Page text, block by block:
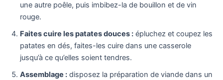
une autre poêle, puis imbibez-la de bouillon et de vin
rouge.
Faites cuire les patates douces : épluchez et coupez les
patates en dés, faites-les cuire dans une casserole
jusqu’à ce qu’elles soient tendres.
Assemblage : disposez la préparation de viande dans un